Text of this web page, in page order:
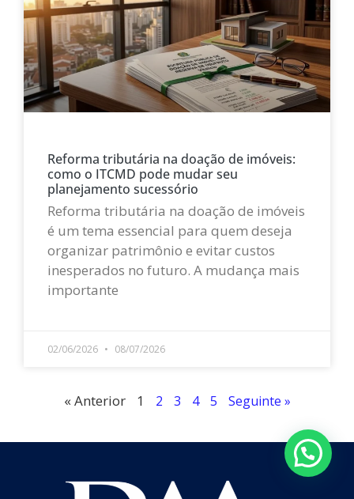
Reforma tributária na doação de imóveis:
como o ITCMD pode mudar seu
planejamento sucessório
Reforma tributária na doação de imóveis
é um tema essencial para quem deseja
organizar patrimônio e evitar custos
inesperados no futuro. A mudança mais
importante
02/06/2026 08/07/2026
« Anterior 1 2 3 4 5 Seguinte »